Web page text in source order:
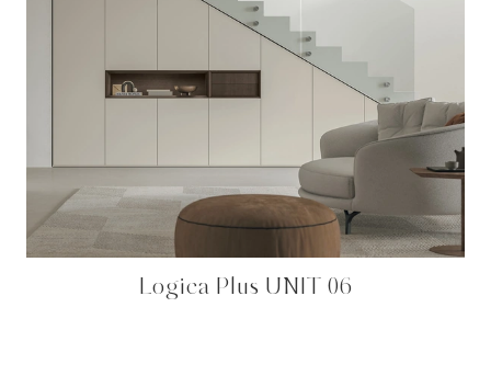
Logica Plus UNIT 06